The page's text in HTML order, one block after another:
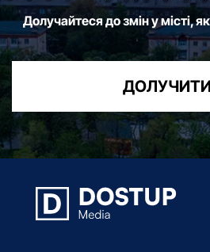
Долучайтеся до змін у місті,